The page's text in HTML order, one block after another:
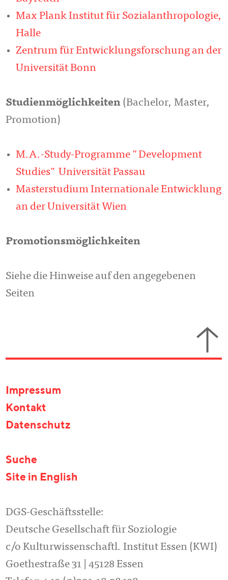
Max Plank Institut für Sozialanthropologie,
Halle
Zentrum für Entwicklungsforschung an der
Universität Bonn
Studienmöglichkeiten (Bachelor, Master,
Promotion)
M.A.-Study-Programme "Development
Studies" Universität Passau
Masterstudium Internationale Entwicklung
an der Universität Wien
Promotionsmöglichkeiten
Siehe die Hinweise auf den angegebenen
Seiten
Impressum
Kontakt
Datenschutz
Suche
Site in English
DGS-Geschäftsstelle:
Deutsche Gesellschaft für Soziologie
c/o Kulturwissenschaftl. Institut Essen (KWI)
Goethestraße 31 | 45128 Essen